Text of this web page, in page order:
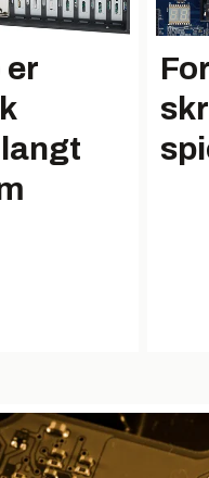
er